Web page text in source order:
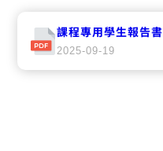
課程專用學生報告書
2025-09-19